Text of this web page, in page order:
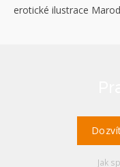
erotické ilustrace
Jak